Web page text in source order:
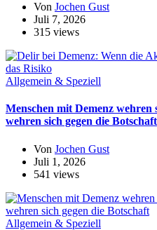
Von Jochen Gust
Juli 7, 2026
315 views
Allgemein & Speziell
Menschen mit Demenz wehren
wehren sich gegen die Botschaft
Von Jochen Gust
Juli 1, 2026
541 views
Allgemein & Speziell